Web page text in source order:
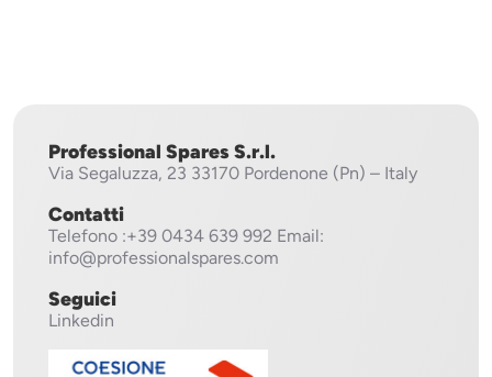
Professional Spares S.r.l.
Via Segaluzza, 23 33170 Pordenone (Pn) – Italy
Contatti
Telefono :+39 0434 639 992 Email:
info@professionalspares.com
Seguici
Linkedin